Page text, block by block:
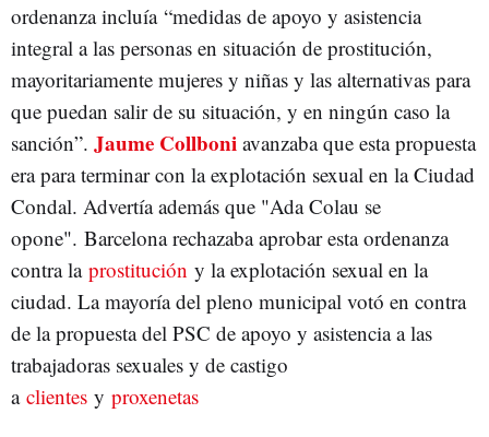
ordenanza incluía “medidas de apoyo y asistencia
integral a las personas en situación de prostitución,
mayoritariamente mujeres y niñas y las alternativas para
que puedan salir de su situación, y en ningún caso la
sanción”. Jaume Collboni avanzaba que esta propuesta
era para terminar con la explotación sexual en la Ciudad
Condal. Advertía además que "Ada Colau se
opone". Barcelona rechazaba aprobar esta ordenanza
contra la prostitución y la explotación sexual en la
ciudad. La mayoría del pleno municipal votó en contra
de la propuesta del PSC de apoyo y asistencia a las
trabajadoras sexuales y de castigo
a clientes y proxenetas